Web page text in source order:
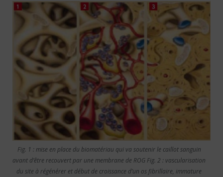
Fig. 1 : mise en place du biomatériau qui va soutenir le caillot sanguin
avant d’être recouvert par une membrane de ROG Fig. 2 : vascularisation
du site à régénérer et début de croissance d’un os fibrillaire, immature